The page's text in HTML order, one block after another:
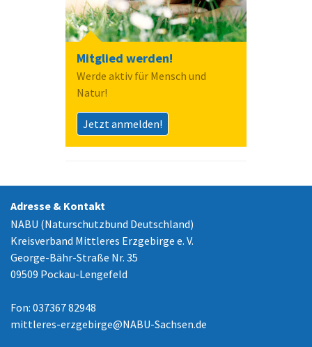
Mitglied werden!
Werde aktiv für Mensch und
Natur!
Jetzt anmelden!
Adresse & Kontakt
NABU (Naturschutzbund Deutschland)
Kreisverband Mittleres Erzgebirge e. V.
George-Bähr-Straße Nr. 35
09509 Pockau-Lengefeld
Fon: 037367 82948
mittleres-erzgebirge@NABU-Sachsen.de